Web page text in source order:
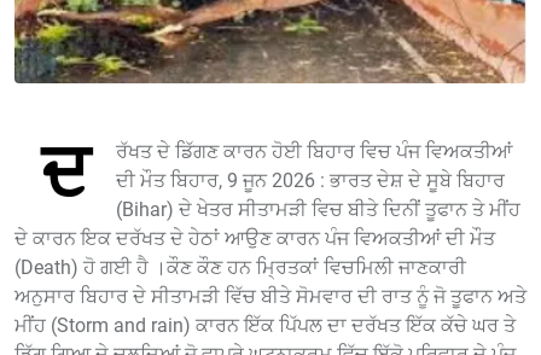
ਦ
ਰੱਖਤ ਦੇ ਡਿੱਗਣ ਕਾਰਨ ਹੋਈ ਬਿਹਾਰ ਵਿਚ ਪੰਜ ਵਿਅਕਤੀਆਂ
ਦੀ ਮੌਤ ਬਿਹਾਰ, 9 ਜੂਨ 2026 : ਭਾਰਤ ਦੇਸ਼ ਦੇ ਸੂਬੇ ਬਿਹਾਰ
(Bihar) ਦੇ ਖੇਤਰ ਸੀਤਾਮੜੀ ਵਿਚ ਬੀਤੇ ਦਿਨੀਂ ਤੂਫਾਨ ਤੇ ਮੀਂਹ
ਦੇ ਕਾਰਨ ਇਕ ਦਰੱਖਤ ਦੇ ਹੇਠਾਂ ਆਉਣ ਕਾਰਨ ਪੰਜ ਵਿਅਕਤੀਆਂ ਦੀ ਮੌਤ
(Death) ਹੋ ਗਈ ਹੈ ।ਕੌਣ ਕੌਣ ਹਨ ਮ੍ਰਿਤਕਾਂ ਵਿਚਮਿਲੀ ਜਾਣਕਾਰੀ
ਅਨੁਸਾਰ ਬਿਹਾਰ ਦੇ ਸੀਤਾਮੜੀ ਵਿੱਚ ਬੀਤੇ ਸੋਮਵਾਰ ਦੀ ਰਾਤ ਨੂੰ ਜੋ ਤੂਫਾਨ ਅਤੇ
ਮੀਂਹ (Storm and rain) ਕਾਰਨ ਇੱਕ ਪਿੱਪਲ ਦਾ ਦਰੱਖਤ ਇੱਕ ਕੱਚੇ ਘਰ ਤੇ